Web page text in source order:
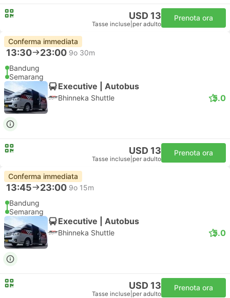
USD 13
Tasse incluse per adulto
Prenota ora
Conferma immediata
13:30 23:00 9o 30m
Bandung
Semarang
Executive | Autobus
Bhinneka Shuttle 5.0
USD 13
Tasse incluse per adulto
Prenota ora
Conferma immediata
13:45 23:00 9o 15m
Bandung
Semarang
Executive | Autobus
Bhinneka Shuttle 5.0
USD 13
Tasse incluse per adulto
Prenota ora